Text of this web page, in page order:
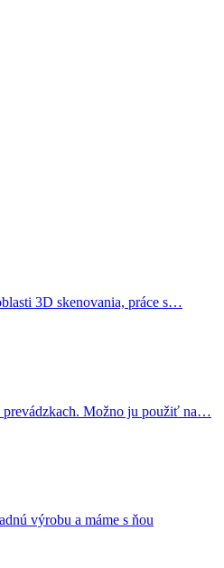
3D skenovania, práce s…
prevádzkach. Možno ju použiť na…
výrobu a máme s ňou